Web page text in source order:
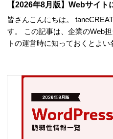
【2026年8月版】Webサイ
皆さんこんにちは。
す。 この記事は、企業のWeb
トの運営時に知っておくとよい